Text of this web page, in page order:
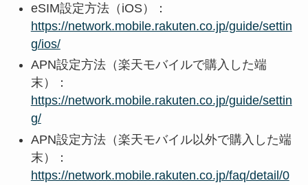
eSIM設定方法（iOS）：
https://network.mobile.rakuten.co.jp/guide/settin
g/ios/
APN設定方法（楽天モバイルで購入した端
末）：
https://network.mobile.rakuten.co.jp/guide/settin
g/
APN設定方法（楽天モバイル以外で購入した端
末）：
https://network.mobile.rakuten.co.jp/faq/detail/0